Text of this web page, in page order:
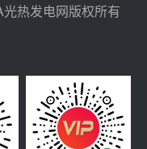
热发电网版权所有